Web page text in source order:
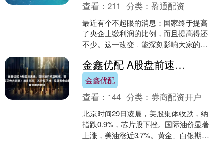
查看：211 分类：盈通配资
最近有个不起眼的消息：国家终于提高
了央企上缴利润的比例，而且提高得还
不少。这一改变，能深刻影响大家的养
看一组数据，看完你就知.... 金鑫优配 A股盘前速递：国际油价收盘飙涨；霍尔木兹又传大消息；美股齐跌，芯片股下挫；现货黄金由跌转涨
金鑫优配
查看： 144 分类： 券商配资开户
北京时间29日凌晨，美股集体收跌，纳
指跌0.9%，芯片股下挫。国际油价显著
上涨，美油涨近3.7%。黄金、白银期货